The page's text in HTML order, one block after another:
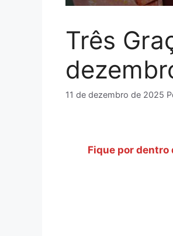
Três
11 de dezembro de 2025
Fique por dentro